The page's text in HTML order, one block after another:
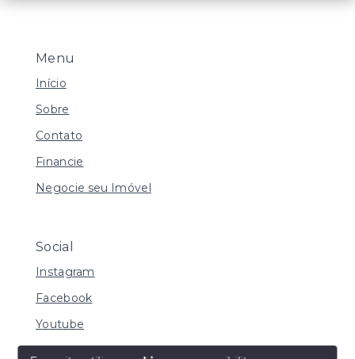
Menu
Início
Sobre
Contato
Financie
Negocie seu Imóvel
Social
Instagram
Facebook
Youtube